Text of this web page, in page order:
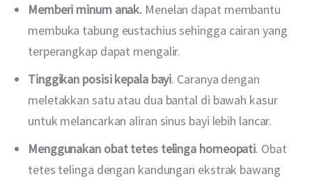
Memberi minum anak. Menelan dapat membantu
membuka tabung eustachius sehingga cairan yang
terperangkap dapat mengalir.
Tinggikan posisi kepala bayi. Caranya dengan
meletakkan satu atau dua bantal di bawah kasur
untuk melancarkan aliran sinus bayi lebih lancar.
Menggunakan obat tetes telinga homeopati. Obat
tetes telinga dengan kandungan ekstrak bawang